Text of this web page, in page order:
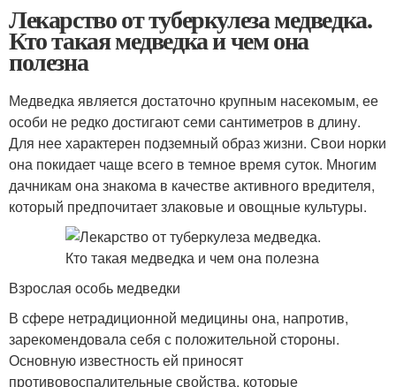
Лекарство от туберкулеза медведка.
Кто такая медведка и чем она
полезна
Медведка является достаточно крупным насекомым, ее
особи не редко достигают семи сантиметров в длину.
Для нее характерен подземный образ жизни. Свои норки
она покидает чаще всего в темное время суток. Многим
дачникам она знакома в качестве активного вредителя,
который предпочитает злаковые и овощные культуры.
Взрослая особь медведки
В сфере нетрадиционной медицины она, напротив,
зарекомендовала себя с положительной стороны.
Основную известность ей приносят
противовоспалительные свойства, которые